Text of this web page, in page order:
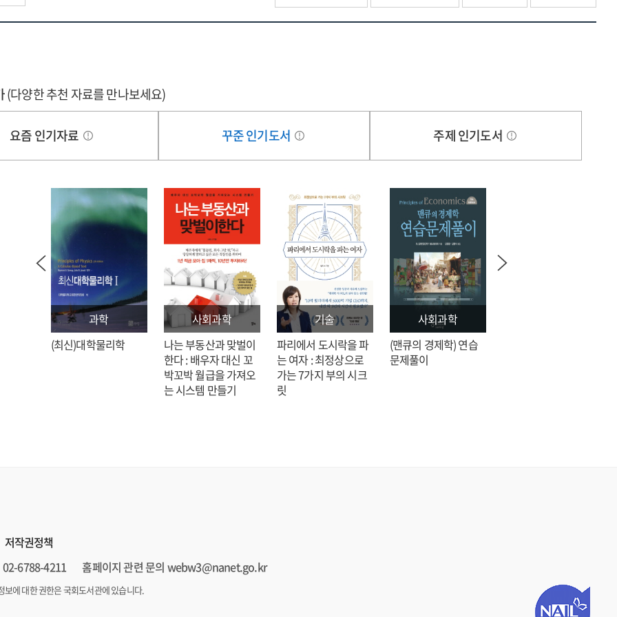
(다양한 추천 자료를 만나보세요)
요즘 인기자료 꾸준 인기도서 주제 인기도서
과학
(최신)대학물리학
사회과학
나는 부동산과 맞벌이
한다 : 배우자 대신 꼬
박꼬박 월급을 가져오
는 시스템 만들기
기술
파리에서 도시락을 파
는 여자 : 최정상으로
가는 7가지 부의 시크
릿
사회과학
(맨큐의 경제학) 연습
문제풀이
저작권정책
02-6788-4211
홈페이지 관련 문의 webw3@nanet.go.kr
에 대한 권한은 국회도서관에 있습니다.